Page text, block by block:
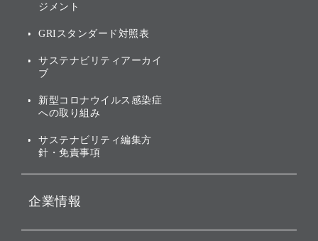
株主・投資家情報（IR）に
ガバナンス
投資先のサステナビリティ
ジメント
GRIスタンダード対照表
サステナビリティアーカイ
ブ
新型コロナウイルス感染症
への取り組み
サステナビリティ編集方
針・免責事項
企業情報